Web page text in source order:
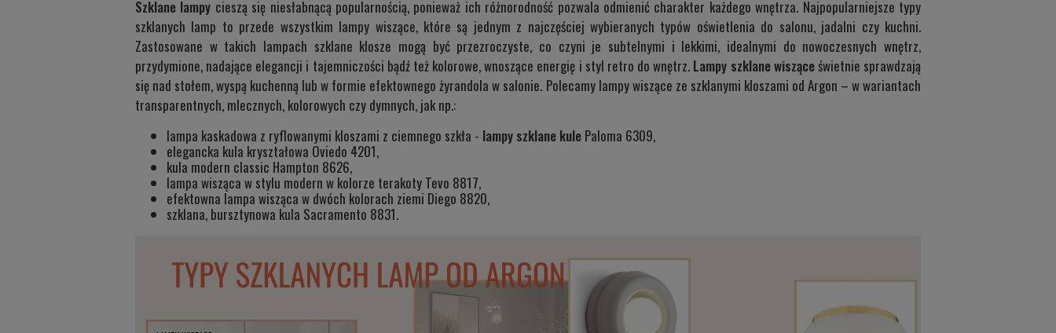
Szklane lampy cieszą się niesłabnącą popularnością, ponieważ ich różnorodność pozwala odmienić charakter każdego wnętrza. Najpopularniejsze typy
szklanych lamp to przede wszystkim lampy wiszące, które są jednym z najczęściej wybieranych typów oświetlenia do salonu, jadalni czy kuchni.
Zastosowane w takich lampach szklane klosze mogą być przezroczyste, co czyni je subtelnymi i lekkimi, idealnymi do nowoczesnych wnętrz,
przydymione, nadające elegancji i tajemniczości bądź też kolorowe, wnoszące energię i styl retro do wnętrz. Lampy szklane wisząceświetnie sprawdzają
się nad stołem, wyspą kuchenną lub w formie efektownego żyrandola w salonie. Polecamy lampy wiszące ze szklanymi kloszami od Argon – w wariantach
transparentnych, mlecznych, kolorowych czy dymnych, jak np.:
lampa kaskadowa z ryflowanymi kloszami z ciemnego szkła - lampy szklane kule Paloma 6309,
elegancka kula kryształowa Oviedo 4201,
kula modern classic Hampton 8626,
lampa wisząca w stylu modern w kolorze terakoty Tevo 8817,
efektowna lampa wisząca w dwóch kolorach ziemi Diego 8820,
szklana, bursztynowa kula Sacramento 8831.